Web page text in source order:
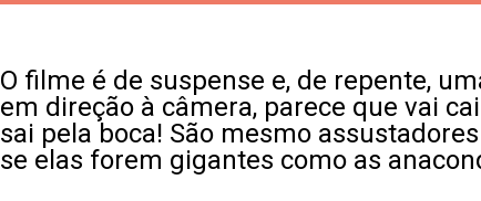
O filme é de suspense e, de repente,
em direção à câmera, parece que vai
sai pela boca! São mesmo
se elas forem gigantes como as